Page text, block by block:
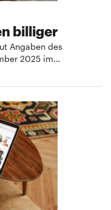
billiger
Angaben des
2025 im…